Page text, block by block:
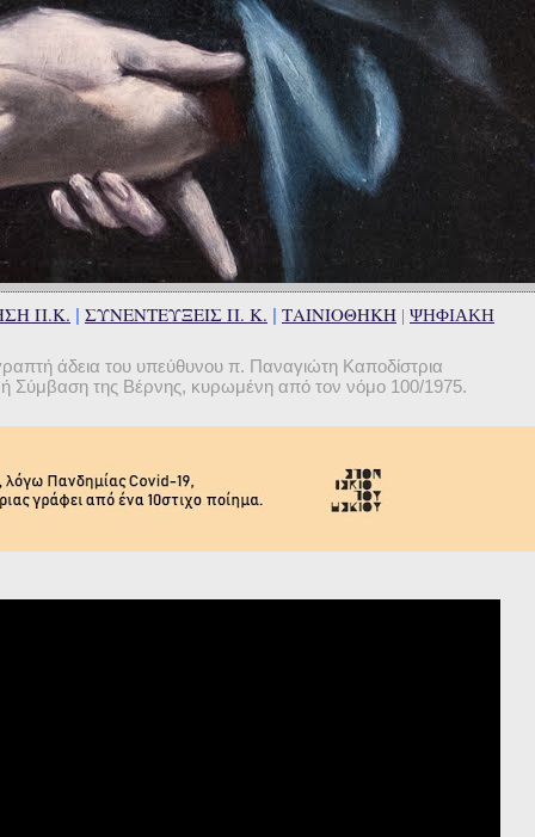
Π.Κ. | ΣΥΝΕΝΤΕΥΞΕΙΣ Π. Κ. | ΤΑΙΝΙΟΘΗΚΗ | ΨΗΦΙΑΚΗ
άδεια του υπεύθυνου π. Παναγιώτη Καποδίστρια
Σύμβαση της Βέρνης, κυρωμένη από τον νόμο 100/1975.